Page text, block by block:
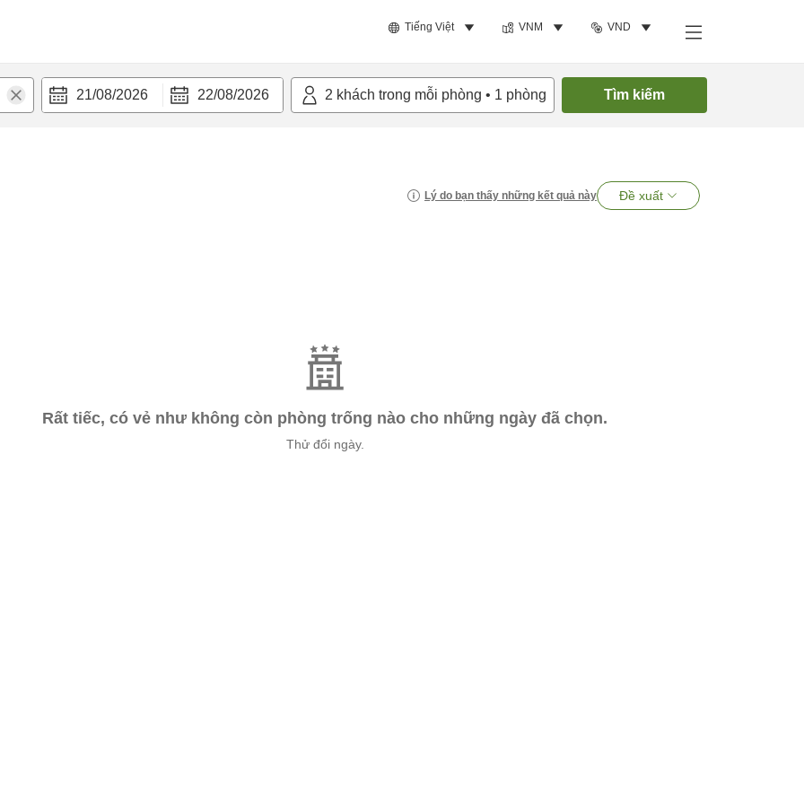
Tiếng Việt VNM VND
21/08/2026 22/08/2026 2 khách trong mỗi phòng • 1 phòng Tìm kiếm
Lý do bạn thấy những kết quả này Đề xuất
Rất tiếc, có vẻ như không còn phòng trống nào cho những ngày đã chọn.
Thử đổi ngày.